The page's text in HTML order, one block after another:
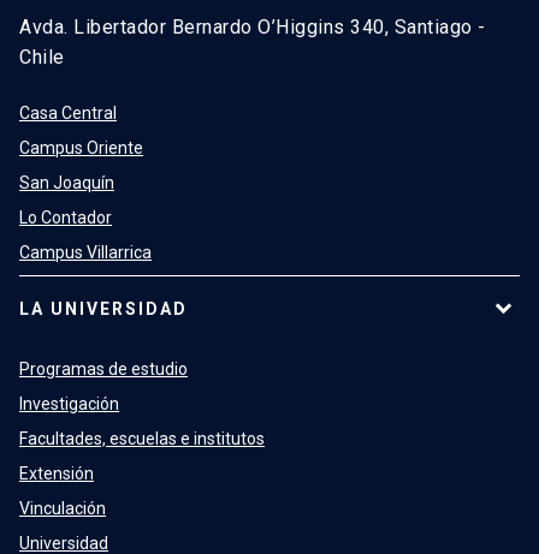
Avda. Libertador Bernardo O’Higgins 340, Santiago -
Chile
Casa Central
Campus Oriente
San Joaquín
Lo Contador
Campus Villarrica
LA UNIVERSIDAD
Programas de estudio
Investigación
Facultades, escuelas e institutos
Extensión
Vinculación
Universidad